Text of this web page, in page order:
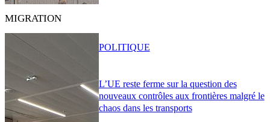
MIGRATION
L’UE reste ferme sur la question des
nouveaux contrôles aux frontières malgré le
chaos dans les transports
POLITIQUE